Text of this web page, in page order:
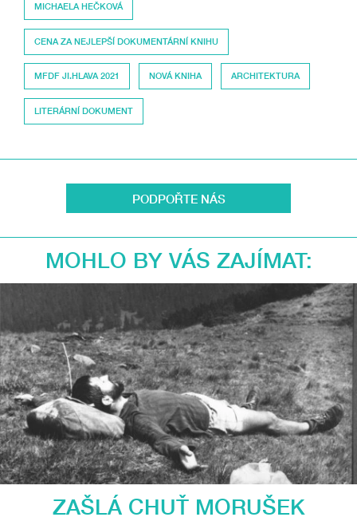
MICHAELA HEČKOVÁ
CENA ZA NEJLEPŠÍ DOKUMENTÁRNÍ KNIHU
MFDF JI.HLAVA 2021 NOVÁ KNIHA ARCHITEKTURA
LITERÁRNÍ DOKUMENT
PODPOŘTE NÁS
MOHLO BY VÁS ZAJÍMAT:
ZAŠLÁ CHUŤ MORUŠEK